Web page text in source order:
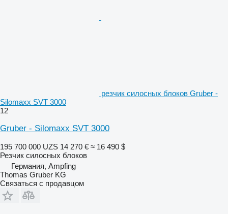
резчик силосных блоков Gruber -
Silomaxx SVT 3000
12
Gruber - Silomaxx SVT 3000
195 700 000 UZS 14 270 € ≈ 16 490 $
Резчик силосных блоков
Германия, Ampfing
Thomas Gruber KG
Связаться с продавцом